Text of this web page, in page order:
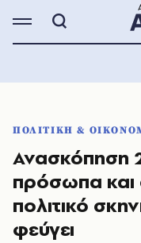
ΠΟΛΙΤΙΚΗ &
Ανασκόπηση
πρόσωπα και
πολιτικό
φεύγει